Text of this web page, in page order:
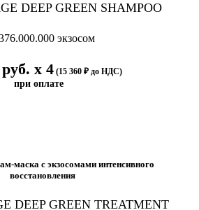
DEEP GREEN SHAMPOO
экзосом
х 4 (15 360 ₽ до НДС)
при оплате
маска с экзосомами интенсивного
восстановления
DEEP GREEN TREATMENT